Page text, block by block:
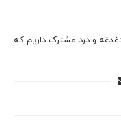
و درد مشترک داریم که